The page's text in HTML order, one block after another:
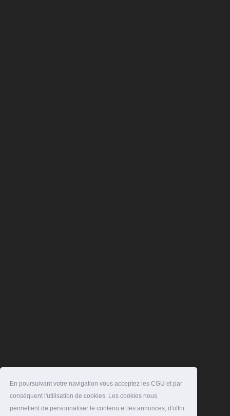
En poursuivant votre navigation vous acceptez les CGU et par
conséquent l'utilisation de cookies. Les cookies nous
permettent de personnaliser le contenu et les annonces, d'offrir